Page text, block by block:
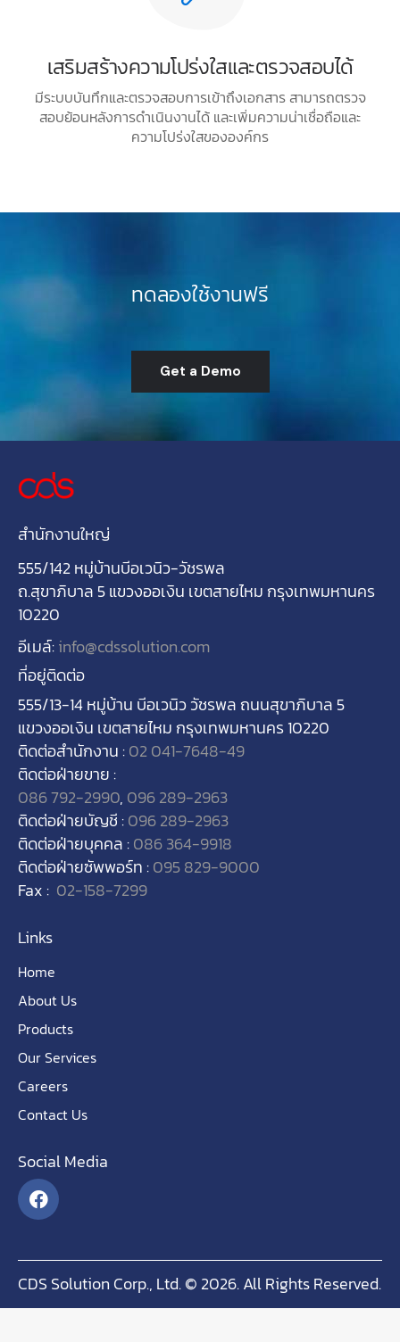
เสริมสร้างความโปร่งใสและตรวจสอบได้
มีระบบบันทึกและตรวจสอบการเข้าถึงเอกสาร สามารถตรวจ
สอบย้อนหลังการดำเนินงานได้ และเพิ่มความน่าเชื่อถือและ
ความโปร่งใสขององค์กร
ทดลองใช้งานฟรี
Get a Demo
สำนักงานใหญ่
555/142 หมู่บ้านบีอเวนิว-วัชรพล
ถ.สุขาภิบาล 5 แขวงออเงิน เขตสายไหม กรุงเทพมหานคร
10220
อีเมล์:info@cdssolution.com
ที่อยู่ติดต่อ
555/13-14หมู่บ้าน บีอเวนิว วัชรพล ถนนสุขาภิบาล 5
แขวงออเงิน เขตสายไหม กรุงเทพมหานคร10220
ติดต่อสำนักงาน :02 041-7648-49
ติดต่อฝ่ายขาย :
086 792-2990, 096 289-2963
ติดต่อฝ่ายบัญชี :096 289-2963
ติดต่อฝ่ายบุคคล :086 364-9918
ติดต่อฝ่ายซัพพอร์ท :095 829-9000
Fax : 02-158-7299
Links
Home
About Us
Products
Our Services
Careers
Contact Us
Social Media
CDS Solution Corp., Ltd. © 2026. All Rights Reserved.